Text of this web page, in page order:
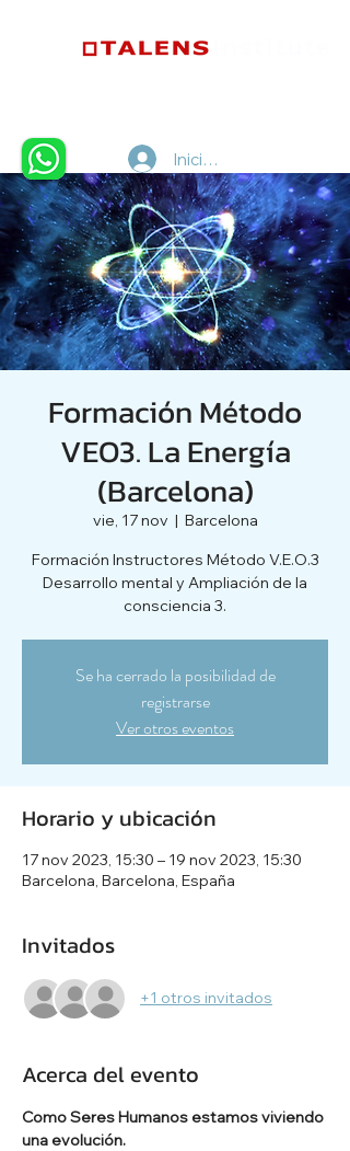
Iniciar sesión
Formación Método
VEO3. La Energía
(Barcelona)
vie, 17 nov
  |
Barcelona
Formación Instructores Método V.E.O.3
Desarrollo mental y Ampliación de la
consciencia 3.
Se ha cerrado la posibilidad de
registrarse
Ver otros eventos
Horario y ubicación
17 nov 2023, 15:30 – 19 nov 2023, 15:30
Barcelona, Barcelona, España
Invitados
+1 otros invitados
Acerca del evento
Como Seres Humanos estamos viviendo
una evolución.